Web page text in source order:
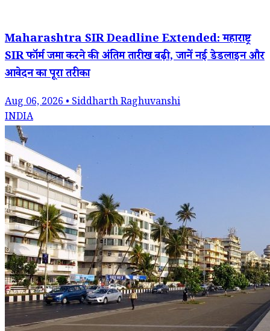
Maharashtra SIR Deadline Extended: महाराष्ट्र
SIR फॉर्म जमा करने की अंतिम तारीख बढ़ी, जानें नई डेडलाइन और
आवेदन का पूरा तरीका
Aug 06, 2026 • Siddharth Raghuvanshi
INDIA